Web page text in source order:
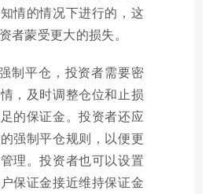
情的情况下进行的，这
者蒙受更大的损失。
制平仓，投资者需要密
，及时调整仓位和止损
的保证金。投资者还应
强制平仓规则，以便更
理。投资者也可以设置
保证金接近维持保证金